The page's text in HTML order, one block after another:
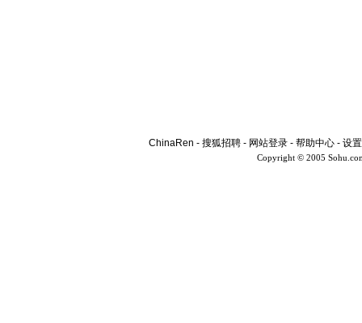
ChinaRen - 搜狐招聘 - 网站登录 - 帮助中心 - 设
Copyright © 2005